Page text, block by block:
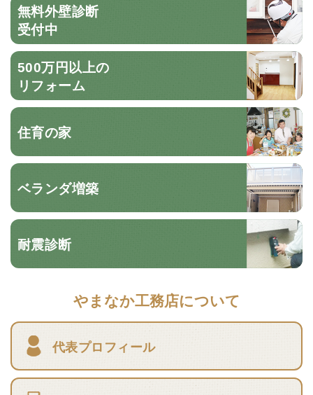
無料外壁診断
受付中
500万円以上の
リフォーム
住育の家
ベランダ増築
耐震診断
やまなか工務店について
代表プロフィール